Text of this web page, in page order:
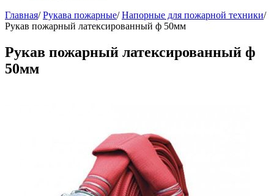
Главная/Рукава пожарные/Напорные для пожарной техники/
Рукав пожарный латексированный ф 50мм
Рукав пожарный латексированный ф
50мм